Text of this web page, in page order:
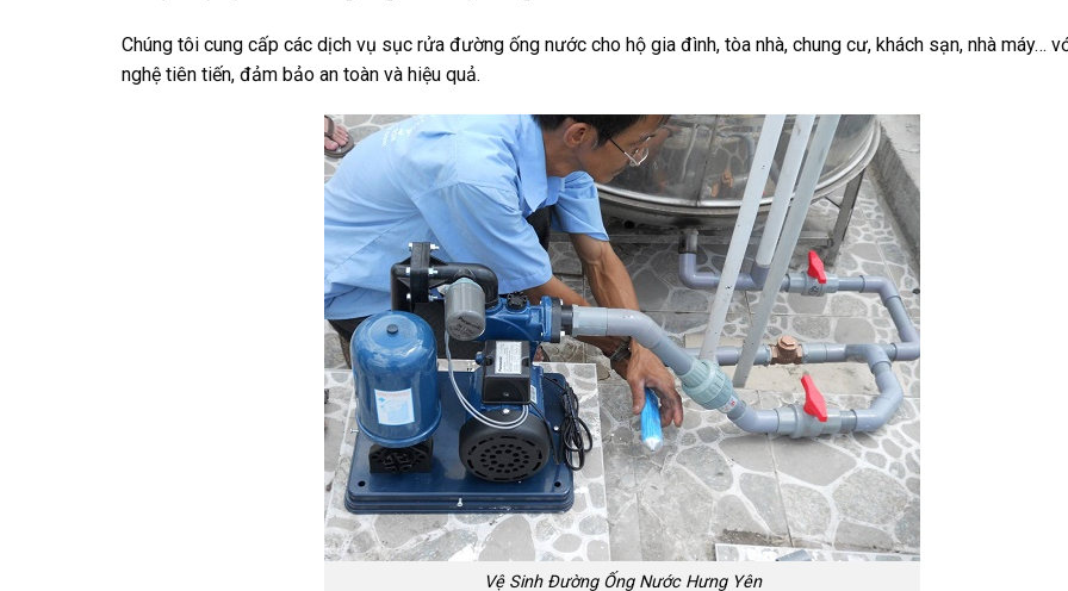
Chúng tôi cung cấp các dịch vụ sục rửa đường ống nước cho hộ gia đình, tòa nhà, chung cư, khách sạn, nhà máy…
nghệ tiên tiến, đảm bảo an toàn và hiệu quả.
Vệ Sinh Đường Ống Nước Hưng Yên